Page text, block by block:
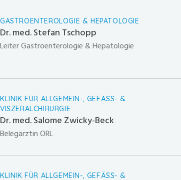
GASTROENTEROLOGIE & HEPATOLOGIE
Dr. med. Stefan Tschopp
Leiter Gastroenterologie & Hepatologie
KLINIK FÜR ALLGEMEIN-, GEFÄSS- &
VISZERALCHIRURGIE
Dr. med. Salome Zwicky-Beck
Belegärztin ORL
KLINIK FÜR ALLGEMEIN-, GEFÄSS- &